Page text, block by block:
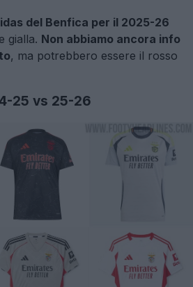
del Benfica per il 2025-26
gialla. Non abbiamo ancora info
, ma potrebbero essere il rosso
25 vs 25-26